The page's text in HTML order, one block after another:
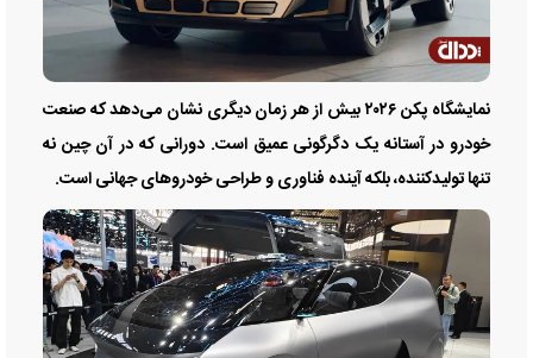
نمایشگاه پکن ۲۰۲۶ بیش از هر زمان دیگری نشان می‌دهد که صنعت
خودرو در آستانه یک دگرگونی عمیق است. دورانی که در آن چین نه
تنها تولیدکننده، بلکه آینده فناوری و طراحی خودرو‌های جهانی است.